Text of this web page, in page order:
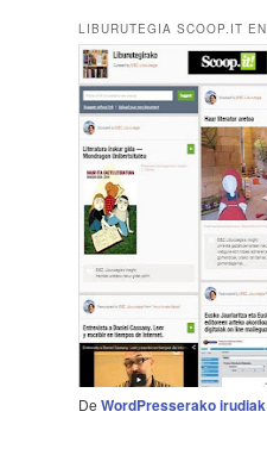
LIBURUTEGIA SCOOP.IT EN
De WordPresserako irudiak